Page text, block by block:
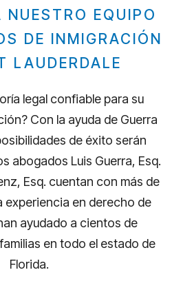
EQUIPO
DE INMIGRACIÓN
LAUDERDALE
legal confiable para su
Con la ayuda de Guerra
de éxito serán
abogados Luis Guerra, Esq.
Esq. cuentan con más de
experiencia en derecho de
ayudado a cientos de
en todo el estado de
Florida.